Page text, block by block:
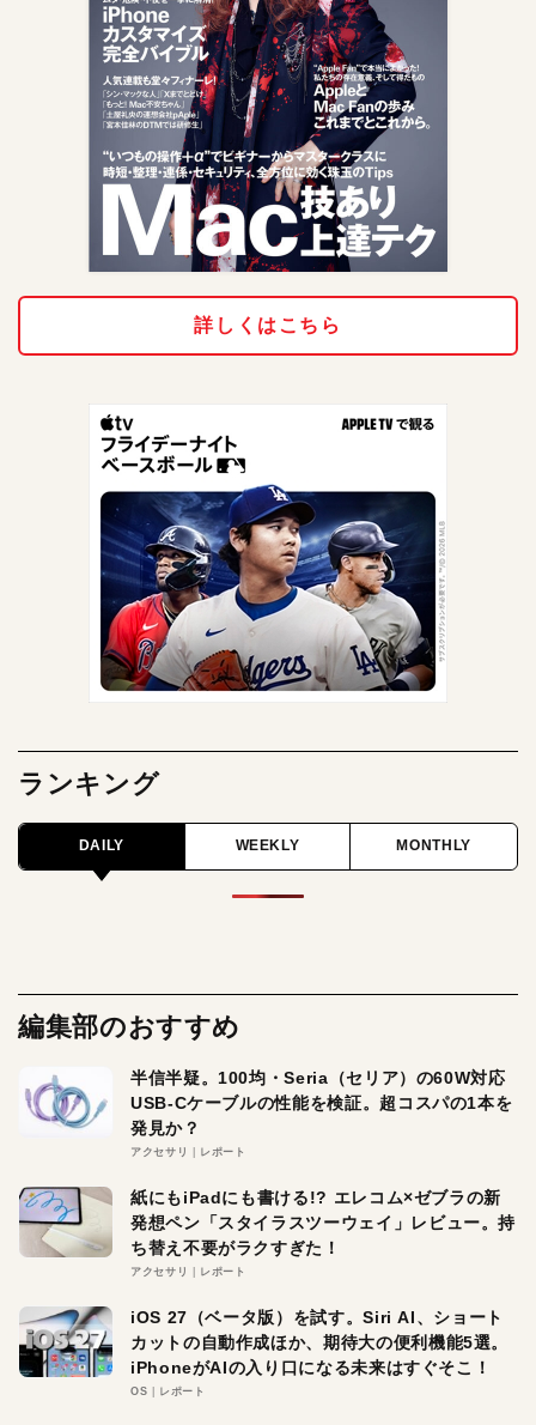
詳しくはこちら
ランキング
DAILY WEEKLY MONTHLY
編集部のおすすめ
半信半疑。100均・Seria（セリア）の60W対応
USB-Cケーブルの性能を検証。超コスパの1本を
発見か？
アクセサリ レポート
紙にもiPadにも書ける!? エレコム×ゼブラの新
発想ペン「スタイラスツーウェイ」レビュー。持
ち替え不要がラクすぎた！
アクセサリ レポート
iOS 27（ベータ版）を試す。Siri AI、ショート
カットの自動作成ほか、期待大の便利機能5選。
iPhoneがAIの入り口になる未来はすぐそこ！
OS レポート